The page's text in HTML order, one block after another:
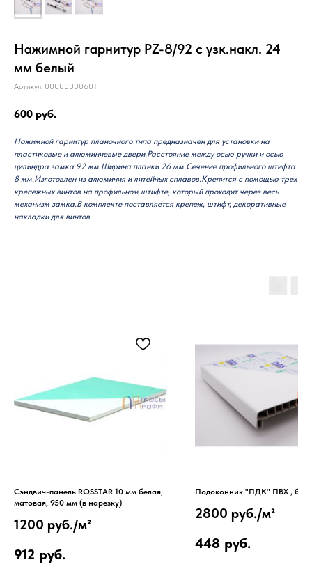
Нажимной гарнитур PZ-8/92 c узк.накл. 24
мм белый
Артикул: 00000000601
600 руб.
Нажимной гарнитур планочного типа предназначен для установки на
пластиковые и алюминиевые двери.Расстояние между осью ручки и осью
цилиндра замка 92 мм.Ширина планки 26 мм.Сечение профильного штифта
8 мм.Изготовлен из алюминия и литейных сплавов.Крепится с помощью трех
крепежных винтов на профильном штифте, который проходит через весь
механизм замка.В комплекте поставляется крепеж, штифт, декоративные
накладки для винтов
Сэндвич-панель ROSSTAR 10 мм белая,
матовая, 950 мм (в нарезку)
1200 руб./м²
912 руб.
Подоконник "ПДК" ПВХ ,
2800 руб./м²
448 руб.